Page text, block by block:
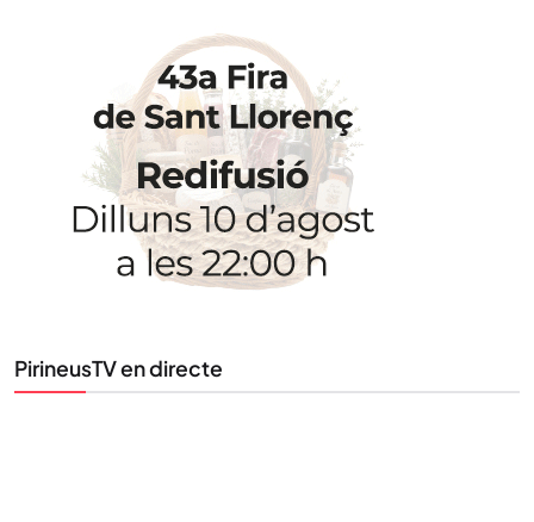
PirineusTV en directe
STAY UPDATED
Uneix-te al nostre butlletí
Tota l’actualitat, seleccionada i enviada directament
al teu correu. Subscriu-te al nostre butlletí i segueix
la informació que importa.